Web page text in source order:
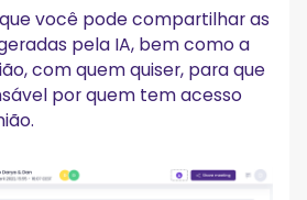
você pode compartilhar as
pela IA, bem como a
com quem quiser, para que
por quem tem acesso